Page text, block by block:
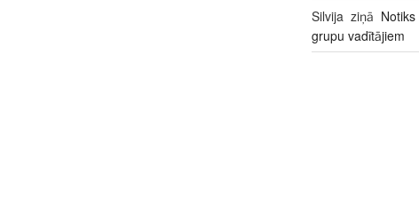
Silvija ziņā
grupu vadītājiem